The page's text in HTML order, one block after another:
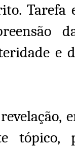
Tarefa
e
tópico,